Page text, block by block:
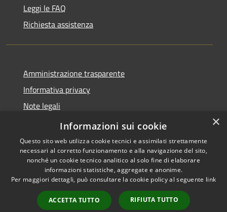
Leggi le FAQ
Richiesta assistenza
Amministrazione trasparente
Informativa privacy
Note legali
Dichiarazione di accessibilità
Accessibilità
Copyright © 2026 • Comune di
Marliana • Powered by
Municipium•
Accesso
×
Informazioni sui cookie
Questo sito web utilizza cookie tecnici e assimilati strettamente
necessari al corretto funzionamento e alla navigazione del sito,
nonché un cookie tecnico analitico al solo fine di elaborare
informazioni statistiche, aggregate e anonime.
Per maggiori dettagli, può consultare la cookie policy al seguente link
ACCETTA TUTTO RIFIUTA TUTTO